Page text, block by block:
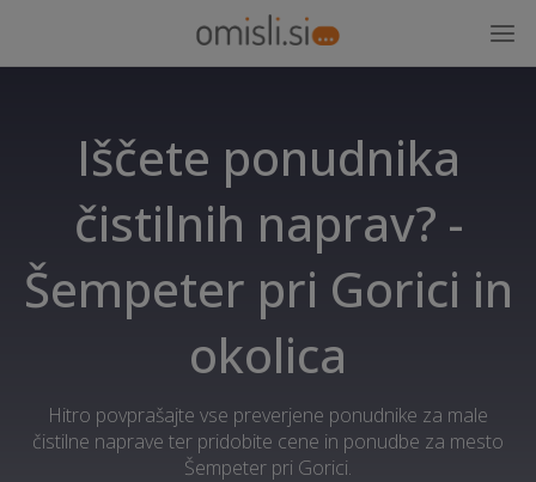
Iščete ponudnika
čistilnih naprav? -
Šempeter pri Gorici in
okolica
Hitro povprašajte vse preverjene ponudnike za male
čistilne naprave ter pridobite cene in ponudbe za mesto
Šempeter pri Gorici.